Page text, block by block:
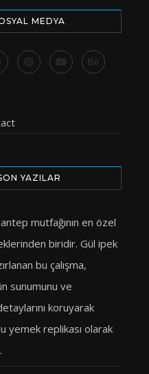
MEDYA
YAZILAR
mutfağının en özel
biridir. Gül ipek
bu çalışma,
sunumunu ve
koruyarak
yemek replikası olarak